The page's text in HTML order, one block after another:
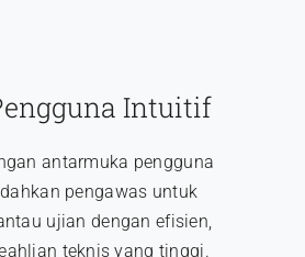
Intuitif
antarmuka pengguna
pengawas untuk
ujian dengan efisien,
teknis yang tinggi.